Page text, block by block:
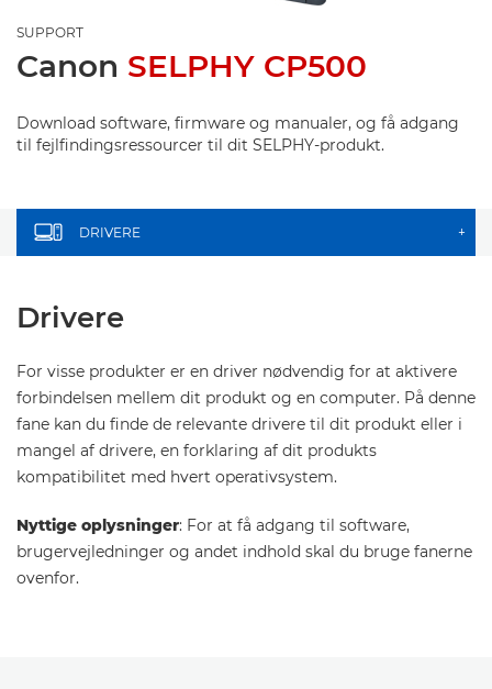
SUPPORT
Canon SELPHY CP500
Download software, firmware og manualer, og få adgang
til fejlfindingsressourcer til dit SELPHY-produkt.
DRIVERE +
Drivere
For visse produkter er en driver nødvendig for at aktivere
forbindelsen mellem dit produkt og en computer. På denne
fane kan du finde de relevante drivere til dit produkt eller i
mangel af drivere, en forklaring af dit produkts
kompatibilitet med hvert operativsystem.
Nyttige oplysninger: For at få adgang til software,
brugervejledninger og andet indhold skal du bruge fanerne
ovenfor.